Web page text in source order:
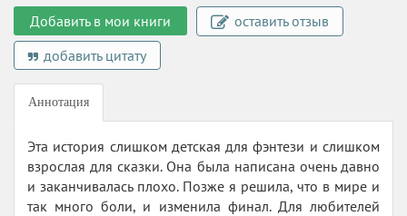
Добавить в мои книги
оставить отзыв
добавить цитату
Аннотация
Эта история слишком детская для фэнтези и слишком
взрослая для сказки. Она была написана очень давно
и заканчивалась плохо. Позже я решила, что в мире и
так много боли, и изменила финал. Для любителей